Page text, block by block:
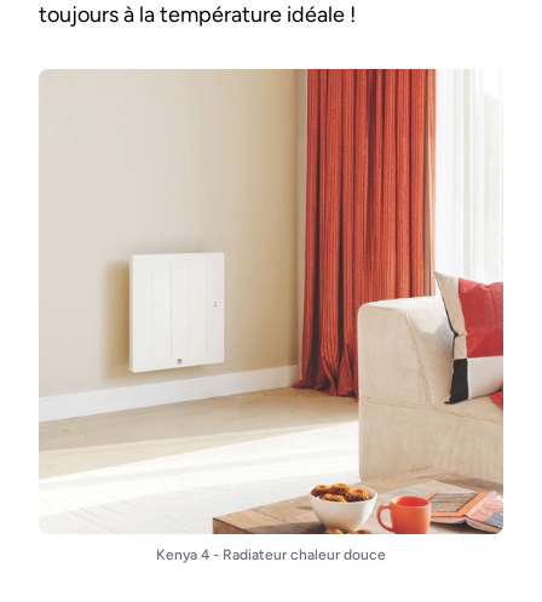
toujours à la température idéale !
Kenya 4 - Radiateur chaleur douce